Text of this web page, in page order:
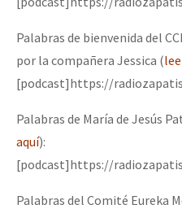
Palabras de bienvenida del
por la compañera Jessica (
[podcast]https://
Palabras de María de Jesús
aquí):
[podcast]https://
Palabras del Comité Eureka